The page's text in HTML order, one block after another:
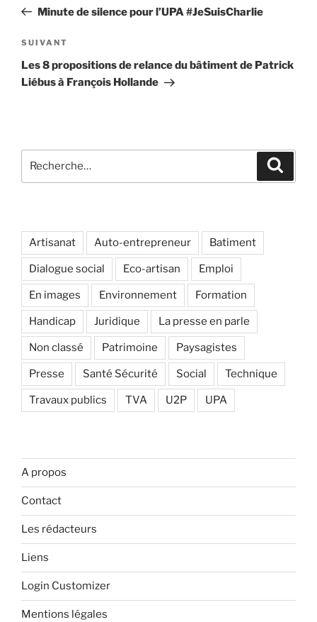
l’article
précédent
Minute de silence pour l’UPA #JeSuisCharlie
Article
suivant
SUIVANT
Les 8 propositions de relance du bâtiment de Patrick
Liébus à François Hollande
pour
Artisanat Auto-entrepreneur Batiment
Dialogue social Eco-artisan Emploi
En images Environnement Formation
Handicap Juridique La presse en parle
Non classé Patrimoine Paysagistes
Presse Santé Sécurité Social Technique
Travaux publics TVA U2P UPA
A propos
Contact
Les rédacteurs
Liens
Login Customizer
Mentions légales